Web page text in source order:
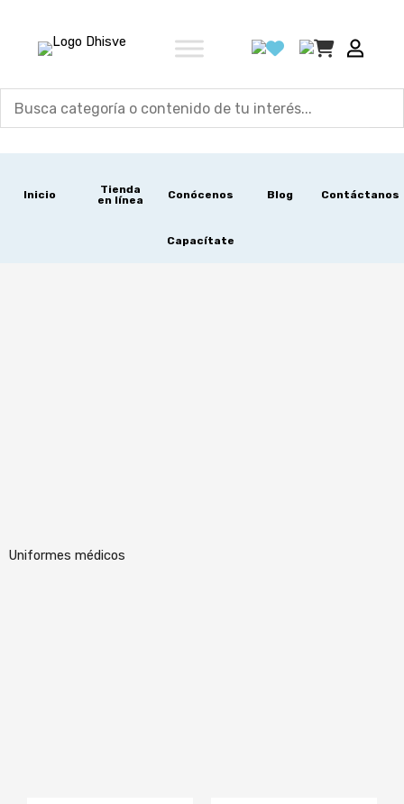
contenido
Inicio
Tienda
en línea
Conócenos Blog Contáctanos
Capacítate
Uniformes médicos